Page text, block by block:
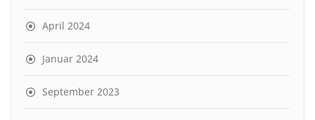
April 2024
Januar 2024
September 2023